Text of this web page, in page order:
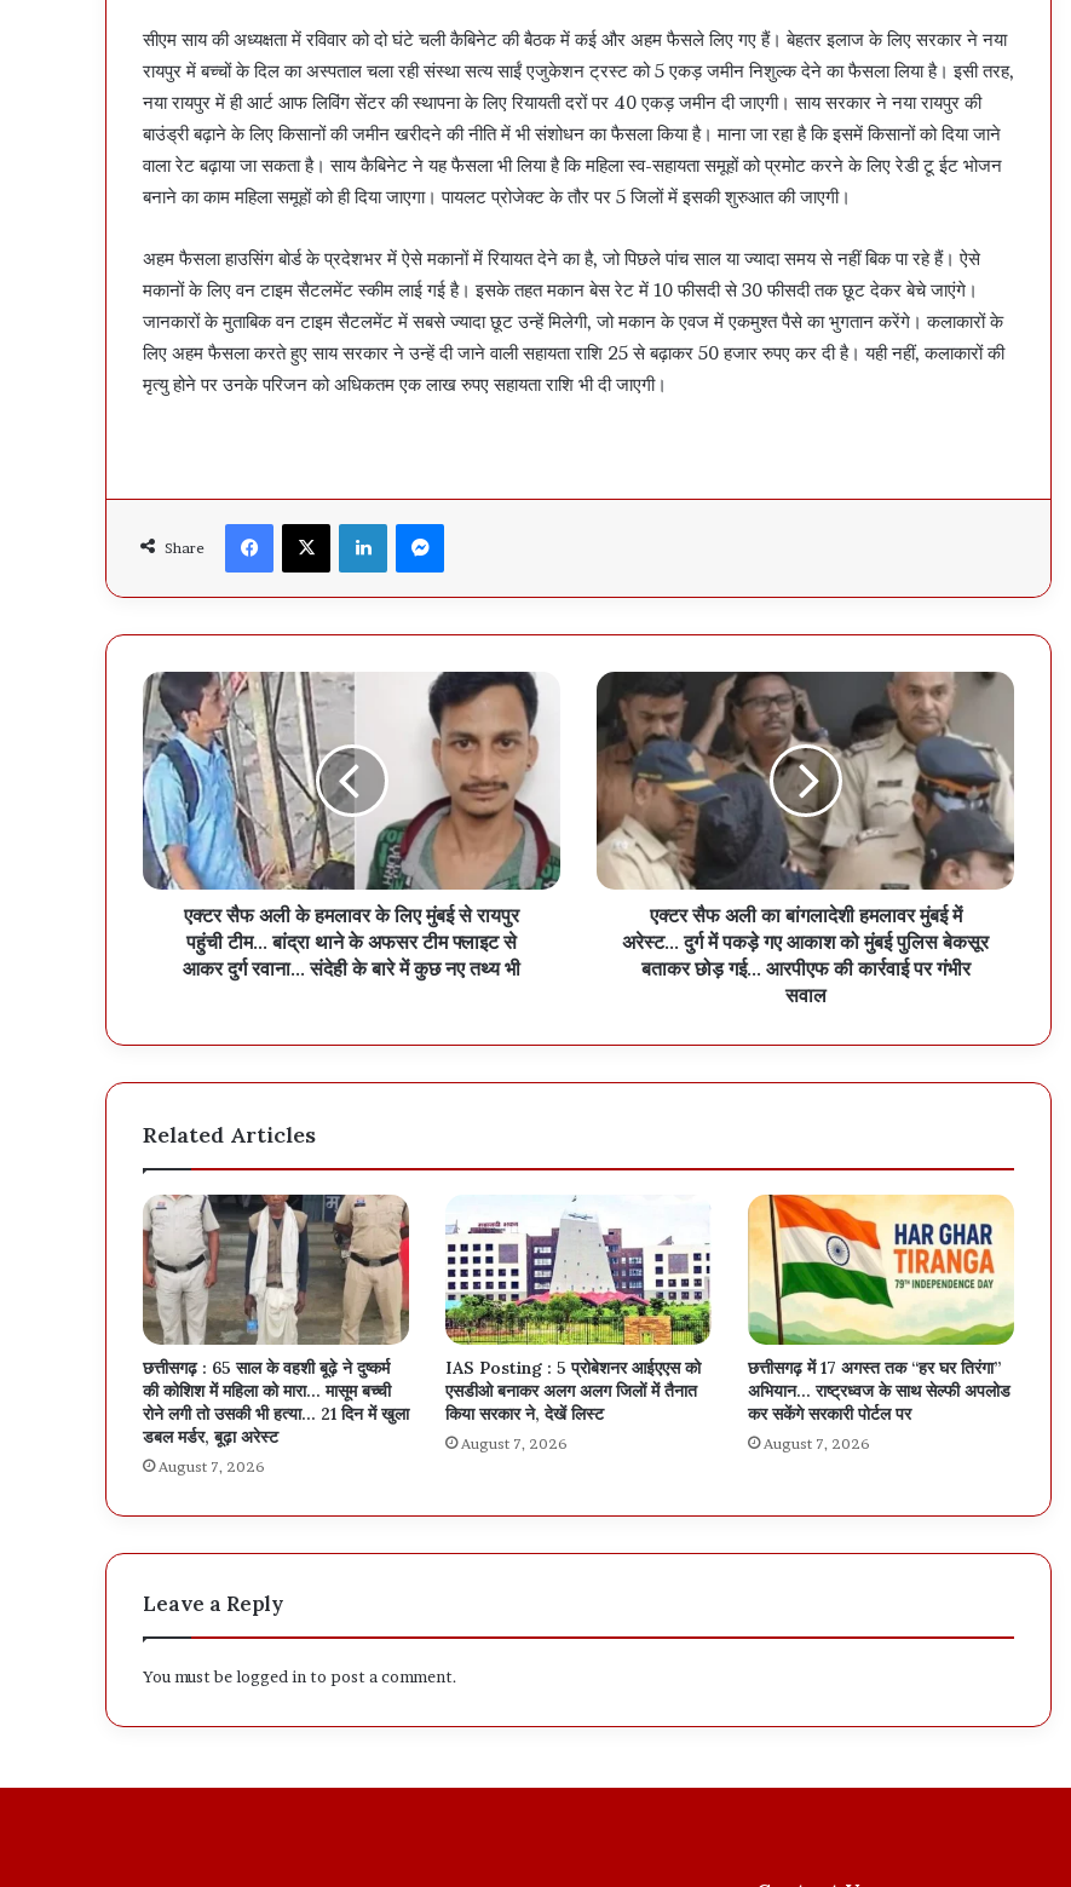
सीएम साय की अध्यक्षता में रविवार को दो घंटे चली कैबिनेट की बैठक में कई और अहम फैसले लिए गए हैं। बेहतर इलाज के लिए सरकार ने नया
रायपुर में बच्चों के दिल का अस्पताल चला रही संस्था सत्य साईं एजुकेशन ट्रस्ट को 5 एकड़ जमीन निशुल्क देने का फैसला लिया है। इसी तरह,
नया रायपुर में ही आर्ट आफ लिविंग सेंटर की स्थापना के लिए रियायती दरों पर 40 एकड़ जमीन दी जाएगी। साय सरकार ने नया रायपुर की
बाउंड्री बढ़ाने के लिए किसानों की जमीन खरीदने की नीति में भी संशोधन का फैसला किया है। माना जा रहा है कि इसमें किसानों को दिया जाने
वाला रेट बढ़ाया जा सकता है। साय कैबिनेट ने यह फैसला भी लिया है कि महिला स्व-सहायता समूहों को प्रमोट करने के लिए रेडी टू ईट भोजन
बनाने का काम महिला समूहों को ही दिया जाएगा। पायलट प्रोजेक्ट के तौर पर 5 जिलों में इसकी शुरुआत की जाएगी।
अहम फैसला हाउसिंग बोर्ड के प्रदेशभर में ऐसे मकानों में रियायत देने का है, जो पिछले पांच साल या ज्यादा समय से नहीं बिक पा रहे हैं। ऐसे
मकानों के लिए वन टाइम सैटलमेंट स्कीम लाई गई है। इसके तहत मकान बेस रेट में 10 फीसदी से 30 फीसदी तक छूट देकर बेचे जाएंगे।
जानकारों के मुताबिक वन टाइम सैटलमेंट में सबसे ज्यादा छूट उन्हें मिलेगी, जो मकान के एवज में एकमुश्त पैसे का भुगतान करेंगे। कलाकारों के
लिए अहम फैसला करते हुए साय सरकार ने उन्हें दी जाने वाली सहायता राशि 25 से बढ़ाकर 50 हजार रुपए कर दी है। यही नहीं, कलाकारों की
मृत्यु होने पर उनके परिजन को अधिकतम एक लाख रुपए सहायता राशि भी दी जाएगी।
Share
Facebook X LinkedIn
एक्टर सैफ अली के हमलावर के लिए मुंबई से रायपुर
पहुंची टीम... बांद्रा थाने के अफसर टीम फ्लाइट से
आकर दुर्ग रवाना... संदेही के बारे में कुछ नए तथ्य भी
एक्टर सैफ अली का बांगलादेशी हमलावर मुंबई में
अरेस्ट... दुर्ग में पकड़े गए आकाश को मुंबई पुलिस बेकसूर
बताकर छोड़ गई... आरपीएफ की कार्रवाई पर गंभीर
सवाल
Related Articles
छत्तीसगढ़ : 65 साल के वहशी बूढ़े ने दुष्कर्म
की कोशिश में महिला को मारा… मासूम बच्ची
रोने लगी तो उसकी भी हत्या… 21 दिन में खुला
डबल मर्डर, बूढ़ा अरेस्ट
August 7, 2026
IAS Posting : 5 प्रोबेशनर आईएएस को
एसडीओ बनाकर अलग अलग जिलों में तैनात
किया सरकार ने, देखें लिस्ट
August 7, 2026
छत्तीसगढ़ में 17 अगस्त तक “हर घर तिरंगा”
अभियान… राष्ट्रध्वज के साथ सेल्फी अपलोड
कर सकेंगे सरकारी पोर्टल पर
August 7, 2026
Leave a Reply
You must belogged in to post a comment.